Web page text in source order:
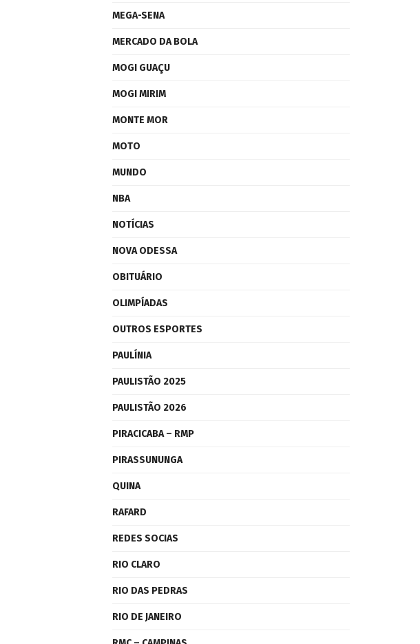
MEGA-SENA
MERCADO DA BOLA
MOGI GUAÇU
MOGI MIRIM
MONTE MOR
MOTO
MUNDO
NBA
NOTÍCIAS
NOVA ODESSA
OBITUÁRIO
OLIMPÍADAS
OUTROS ESPORTES
PAULÍNIA
PAULISTÃO 2025
PAULISTÃO 2026
PIRACICABA – RMP
PIRASSUNUNGA
QUINA
RAFARD
REDES SOCIAS
RIO CLARO
RIO DAS PEDRAS
RIO DE JANEIRO